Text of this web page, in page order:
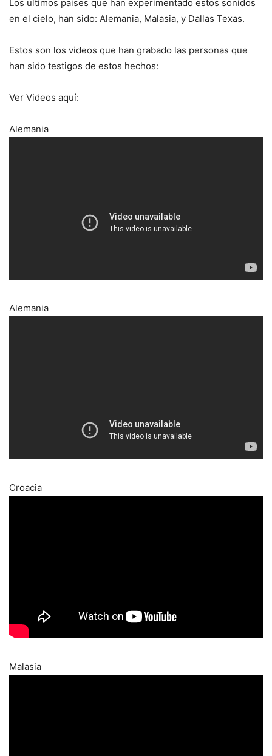
Los ultimos paises que han experimentado estos sonidos
en el cielo, han sido: Alemania, Malasia, y Dallas Texas.
Estos son los videos que han grabado las personas que
han sido testigos de estos hechos:
Ver Videos aquí:
Alemania
Alemania
Croacia
Malasia